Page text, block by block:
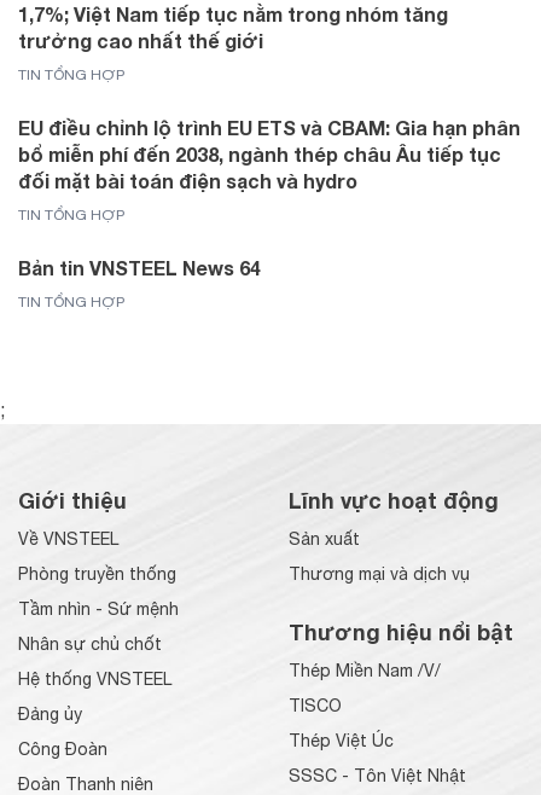
1,7%; Việt Nam tiếp tục nằm trong nhóm tăng
trưởng cao nhất thế giới
TIN TỔNG HỢP
EU điều chỉnh lộ trình EU ETS và CBAM: Gia hạn phân
bổ miễn phí đến 2038, ngành thép châu Âu tiếp tục
đối mặt bài toán điện sạch và hydro
TIN TỔNG HỢP
Bản tin VNSTEEL News 64
TIN TỔNG HỢP
;
Giới thiệu
Về VNSTEEL
Phòng truyền thống
Tầm nhìn - Sứ mệnh
Nhân sự chủ chốt
Hệ thống VNSTEEL
Đảng ủy
Công Đoàn
Đoàn Thanh niên
Lĩnh vực hoạt động
Sản xuất
Thương mại và dịch vụ
Thương hiệu nổi bật
Thép Miền Nam /V/
TISCO
Thép Việt Úc
SSSC - Tôn Việt Nhật